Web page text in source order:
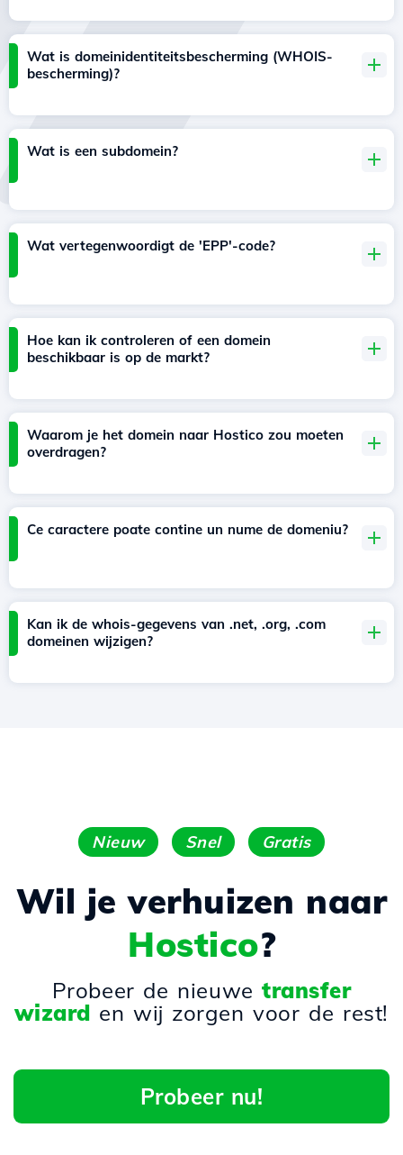
Wat is domeinidentiteitsbescherming (WHOIS-
bescherming)?
Wat is een subdomein?
Wat vertegenwoordigt de 'EPP'-code?
Hoe kan ik controleren of een domein
beschikbaar is op de markt?
Waarom je het domein naar Hostico zou moeten
overdragen?
Ce caractere poate contine un nume de domeniu?
Kan ik de whois-gegevens van .net, .org, .com
domeinen wijzigen?
Nieuw Snel Gratis
Wil je verhuizen naar
Hostico?
Probeer de nieuwetransfer
wizard en wij zorgen voor de rest!
Probeer nu!